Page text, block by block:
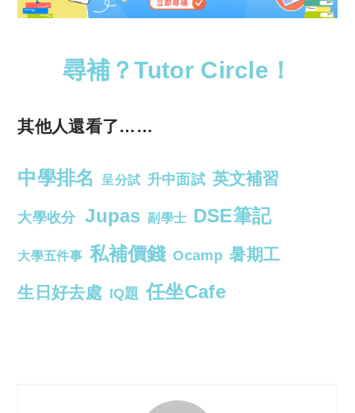
尋補？Tutor Circle！
其他人還看了……
中學排名 呈分試 升中面試 英文補習
大學收分 Jupas 副學士 DSE筆記
大學五件事 私補價錢 Ocamp 暑期工
生日好去處 IQ題 任坐Cafe